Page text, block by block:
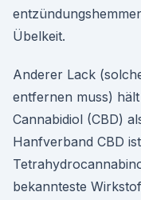
Übelkeit.
Anderer Lack
entfernen muss)
Cannabidiol (CBD)
Hanfverband CBD
bekannteste